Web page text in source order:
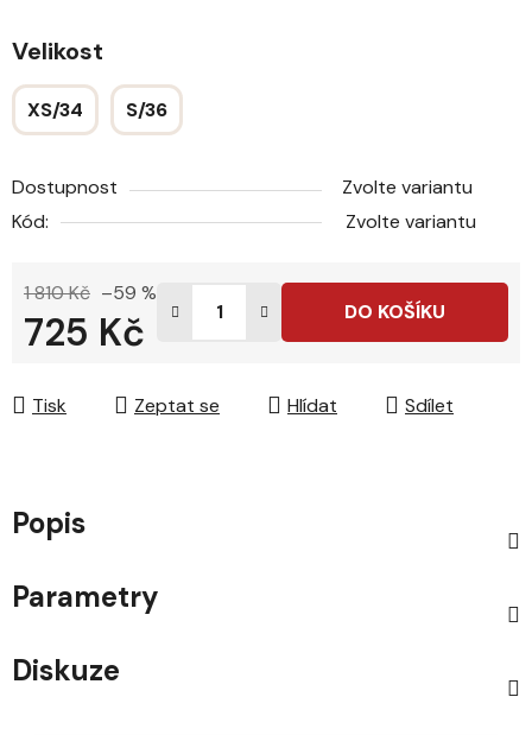
Velikost
XS/34 S/36
Dostupnost
Zvolte variantu
Kód:
Zvolte variantu
1 810 Kč –59 %
725 Kč DO KOŠÍKU
Tisk Zeptat se Hlídat Sdílet
Popis
Parametry
Diskuze